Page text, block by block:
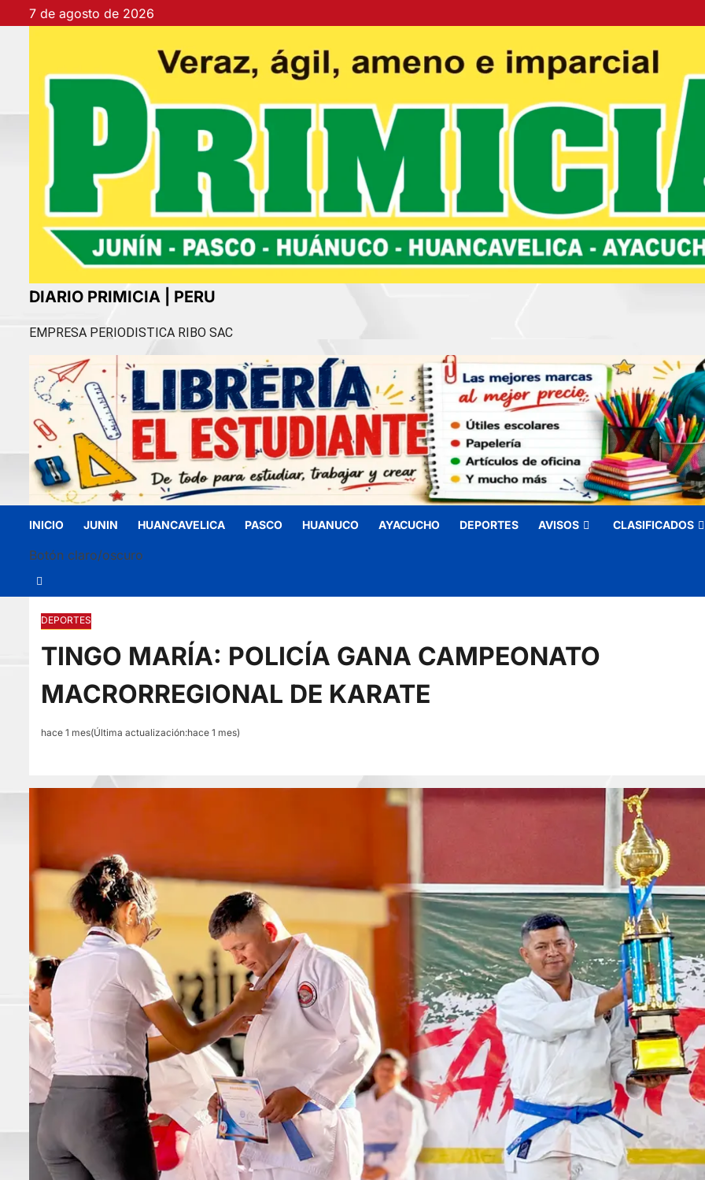
al
7 de agosto de 2026
DIARIO PRIMICIA | PERU
EMPRESA PERIODISTICA RIBO SAC
INICIO JUNIN HUANCAVELICA PASCO HUANUCO AYACUCHO DEPORTES AVISOS CLASIFICADOS
Botón claro/oscuro
DEPORTES
TINGO MARÍA: POLICÍA GANA CAMPEONATO
MACRORREGIONAL DE KARATE
hace 1 mes(Última actualización:hace 1 mes)